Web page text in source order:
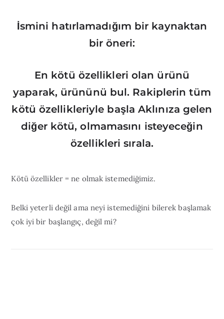
İsmini hatırlamadığım bir kaynaktan
bir öneri:
En kötü özellikleri olan ürünü
yaparak, ürününü bul. Rakiplerin tüm
kötü özellikleriyle başla Aklınıza gelen
diğer kötü, olmamasını isteyeceğin
özellikleri sırala.
Kötü özellikler = ne olmak istemediğimiz.
Belki yeterli değil ama neyi istemediğini bilerek başlamak
çok iyi bir başlangıç, değil mi?